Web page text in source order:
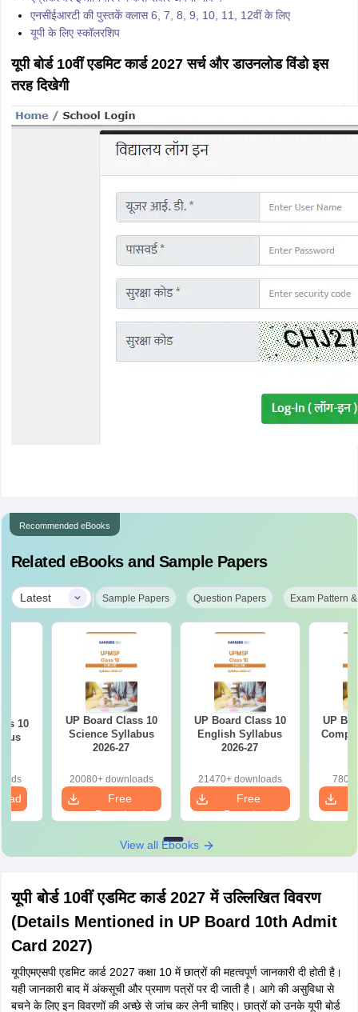
एनसीईआरटी की पुस्तकें क्लास 6, 7, 8, 9, 10, 11, 12वीं के लिए
यूपी के लिए स्कॉलरशिप
यूपी बोर्ड 10वीं एडमिट कार्ड 2027 सर्च और डाउनलोड विंडो इस
तरह दिखेगी
Recommended eBooks
Related eBooks and Sample Papers
Latest | Sample Papers Question Papers Exam Pattern
10
UP Board Class 10
Science Syllabus
2026-27
20080+ downloads
Free
Download
UP Board Class 10
English Syllabus
2026-27
21470+ downloads
Free
Download
UP
780+
View all Ebooks
यूपी बोर्ड 10वीं एडमिट कार्ड 2027 में उल्लिखित विवरण
(Details Mentioned in UP Board 10th Admit
Card 2027)
यूपीएमएसपी एडमिट कार्ड 2027 कक्षा 10 में छात्रों की महत्वपूर्ण जानकारी दी होती है।
यही जानकारी बाद में अंकसूची और प्रमाण पत्रों पर दी जाती है। आगे की असुविधा से
बचने के लिए इन विवरणों की अच्छे से जांच कर लेनी चाहिए। छात्रों को उनके यूपी बोर्ड